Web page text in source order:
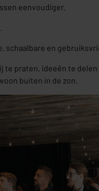
eenvoudiger.
schaalbare en
te praten, ideeën te
buiten in de zon.